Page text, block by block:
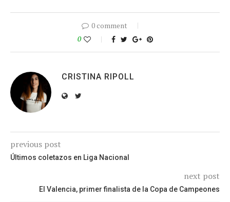
0 comment
0
CRISTINA RIPOLL
previous post
Últimos coletazos en Liga Nacional
next post
El Valencia, primer finalista de la Copa de Campeones